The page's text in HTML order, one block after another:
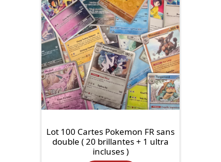
Lot 100 Cartes Pokemon FR sans
double ( 20 brillantes + 1 ultra
incluses )